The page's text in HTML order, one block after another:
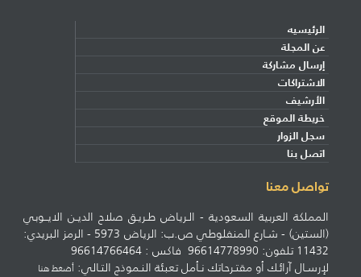
الرئيسيه
عن المجلة
إرسال مشاركة
الاشتراكات
الأرشيف
خريطة الموقع
سجل الزوار
اتصل بنا
تواصل معنا
المملكة العربية السعودية - الـرياض طـريـق صلاح الديـن الايــوبي
(الستين) - شـارع المنفلوطي ص.ب: الرياض 5973 - الرمز البريدي:
11432 تلفون: 96614778990 فاكس : 96614766464
لإرسـال آرائـك أو مقتـرحاتك نـأمل تعبئة النـموذج التـالي:أضغط هنا